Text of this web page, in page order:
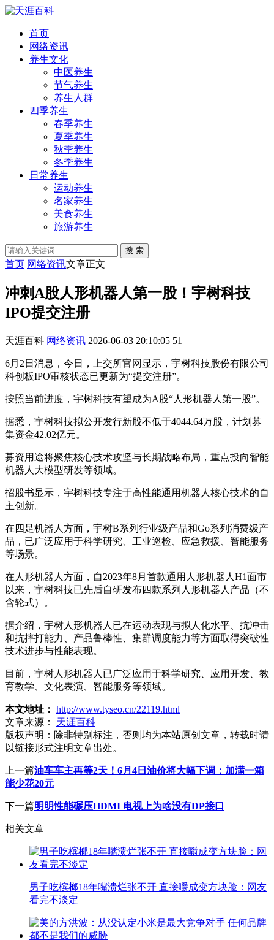
首页
网络资讯
养生文化
中医养生
节气养生
养生人群
四季养生
春季养生
夏季养生
秋季养生
冬季养生
日常养生
运动养生
名家养生
美食养生
旅游养生
搜 索
首页 网络资讯文章正文
冲刺A股人形机器人第一股！宇树科技
IPO提交注册
天涯百科 网络资讯 2026-06-03 20:10:05 51
6月2日消息，今日，上交所官网显示，宇树科技股份有限公司
科创板IPO审核状态已更新为“提交注册”。
按照当前进度，宇树科技有望成为A股“人形机器人第一股”。
据悉，宇树科技拟公开发行新股不低于4044.64万股，计划募
集资金42.02亿元。
募资用途将聚焦核心技术攻坚与长期战略布局，重点投向智能
机器人大模型研发等领域。
招股书显示，宇树科技专注于高性能通用机器人核心技术的自
主创新。
在四足机器人方面，宇树B系列行业级产品和Go系列消费级产
品，已广泛应用于科学研究、工业巡检、应急救援、智能服务
等场景。
在人形机器人方面，自2023年8月首款通用人形机器人H1面市
以来，宇树科技已先后自研发布四款系列人形机器人产品（不
含轮式）。
据介绍，宇树人形机器人已在运动表现与拟人化水平、抗冲击
和抗摔打能力、产品鲁棒性、集群调度能力等方面取得突破性
技术进步与性能表现。
目前，宇树人形机器人已广泛应用于科学研究、应用开发、教
育教学、文化表演、智能服务等领域。
本文地址： http://www.tyseo.cn/22119.html
文章来源：
天涯百科
版权声明： 除非特别标注，否则均为本站原创文章，转载时请
以链接形式注明文章出处。
上一篇油车车主再等2天！6月4日油价将大幅下调：加满一箱
能少花20元
下一篇明明性能碾压HDMI 电视上为啥没有DP接口
相关文章
男子吃槟榔18年嘴溃烂张不开 直接嚼成变方块脸：网友
看完不淡定